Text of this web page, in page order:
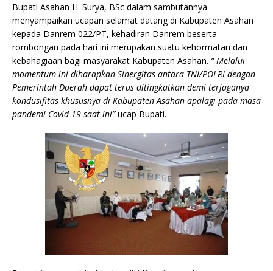
Bupati Asahan H. Surya, BSc dalam sambutannya
menyampaikan ucapan selamat datang di Kabupaten Asahan
kepada Danrem 022/PT, kehadiran Danrem beserta
rombongan pada hari ini merupakan suatu kehormatan dan
kebahagiaan bagi masyarakat Kabupaten Asahan. “ Melalui
momentum ini diharapkan Sinergitas antara TNI/POLRI dengan
Pemerintah Daerah dapat terus ditingkatkan demi terjaganya
kondusifitas khususnya di Kabupaten Asahan apalagi pada masa
pandemi Covid 19 saat ini”ucap Bupati.